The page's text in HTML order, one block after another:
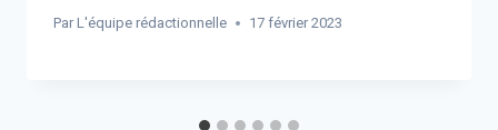
Par L'équipe rédactionnelle 17 février 2023